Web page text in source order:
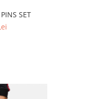
SET